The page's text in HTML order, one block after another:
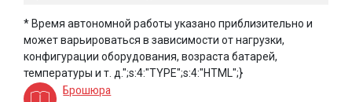
* Время автономной работы указано приблизительно и
может варьироваться в зависимости от нагрузки,
конфигурации оборудования, возраста батарей,
температуры и т. д.";s:4:"TYPE";s:4:"HTML";}
Брошюра